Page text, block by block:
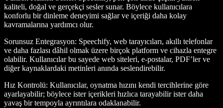
kaliteli, doğal ve gerçekçi sesler sunar. Böylece kullanıcılara
konforlu bir dinleme deneyimi sağlar ve içeriği daha kolay
kavramalarına yardımcı olur.
Sorunsuz Entegrasyon: Speechify, web tarayıcıları, akıllı telefonlar
ve daha fazlası dâhil olmak üzere birçok platform ve cihazla entegre
olabilir. Kullanıcılar bu sayede web siteleri, e-postalar, PDF’ler ve
diğer kaynaklardaki metinleri anında seslendirebilir.
Hız Kontrolü: Kullanıcılar, oynatma hızını kendi tercihlerine göre
ayarlayabilir; böylece ister içerikleri hızlıca tarayabilir ister daha
yavaş bir tempoyla ayrıntılara odaklanabilir.